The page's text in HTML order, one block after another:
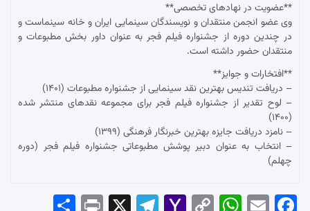
**عضویت در نهادهای تخصصی**
وی عضو انجمن منتقدان و نویسندگان سینمایی ایران و خانه سینماست و
در چندین دوره از جشنواره فیلم فجر به عنوان داور بخش مطبوعات و
منتقدان حضور داشته است.
**افتخارات و جوایز**
– دریافت تندیس بهترین نقد سینمایی از جشنواره مطبوعات (۱۴۰۱)
– لوح تقدیر از جشنواره فیلم فجر برای مجموعه نقدهای منتشر شده
(۱۴۰۰)
– نامزد دریافت جایزه بهترین خبرنگار فرهنگی (۱۳۹۹)
– انتخاب به عنوان دبیر پوشش مطبوعاتی جشنواره فیلم فجر (دوره
چهلم)
Fac
Em
Wh
Co
Yah
Tel
Pri